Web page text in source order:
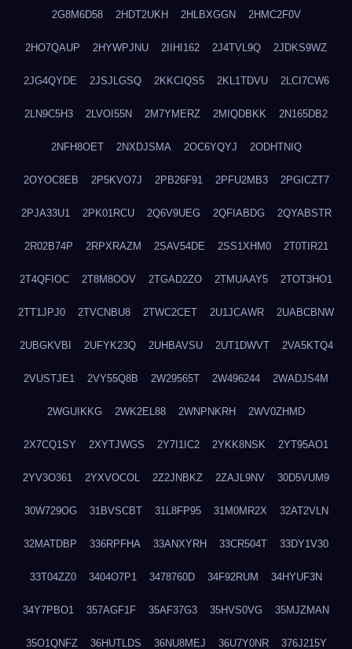
2G8M6D58 2HDT2UKH 2HLBXGGN 2HMC2F0V
2HO7QAUP 2HYWPJNU 2IIHI162 2J4TVL9Q 2JDKS9WZ
2JG4QYDE 2JSJLGSQ 2KKCIQS5 2KL1TDVU 2LCI7CW6
2LN9C5H3 2LVOI55N 2M7YMERZ 2MIQDBKK 2N165DB2
2NFH8OET 2NXDJSMA 2OC6YQYJ 2ODHTNIQ
2OYOC8EB 2P5KVO7J 2PB26F91 2PFU2MB3 2PGICZT7
2PJA33U1 2PK01RCU 2Q6V9UEG 2QFIABDG 2QYABSTR
2R02B74P 2RPXRAZM 2SAV54DE 2SS1XHM0 2T0TIR21
2T4QFIOC 2T8M8OOV 2TGAD2ZO 2TMUAAY5 2TOT3HO1
2TT1JPJ0 2TVCNBU8 2TWC2CET 2U1JCAWR 2UABCBNW
2UBGKVBI 2UFYK23Q 2UHBAVSU 2UT1DWVT 2VA5KTQ4
2VUSTJE1 2VY55Q8B 2W29565T 2W496244 2WADJS4M
2WGUIKKG 2WK2EL88 2WNPNKRH 2WV0ZHMD
2X7CQ1SY 2XYTJWGS 2Y7I1IC2 2YKK8NSK 2YT95AO1
2YV3O361 2YXVOCOL 2Z2JNBKZ 2ZAJL9NV 30D5VUM9
30W729OG 31BVSCBT 31L8FP95 31M0MR2X 32AT2VLN
32MATDBP 336RPFHA 33ANXYRH 33CR504T 33DY1V30
33T04ZZ0 3404O7P1 3478760D 34F92RUM 34HYUF3N
34Y7PBO1 357AGF1F 35AF37G3 35HVS0VG 35MJZMAN
35O1QNFZ 36HUTLDS 36NU8MEJ 36U7Y0NR 376J215Y